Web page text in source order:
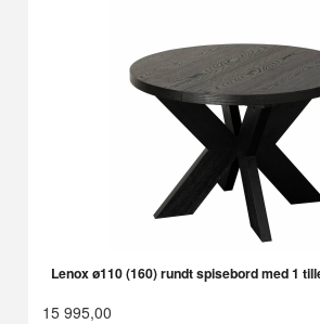
Lenox ø110 (160) rundt spisebord med 1
15 995,00